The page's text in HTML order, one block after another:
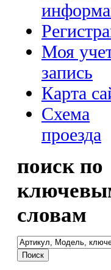
Моя
запись
Карта
Схема
проезда
поиск по
словам